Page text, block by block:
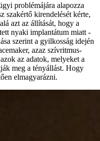
problémájára alapozza
szakértő kirendelését kérte,
azt az állítását, hogy a
nyaki implantátum miatt -
szerint a gyilkosság idején
azaz szívritmus-
az adatok, melyeket a
meg a tényállást. Hogy
elmagyarázni.